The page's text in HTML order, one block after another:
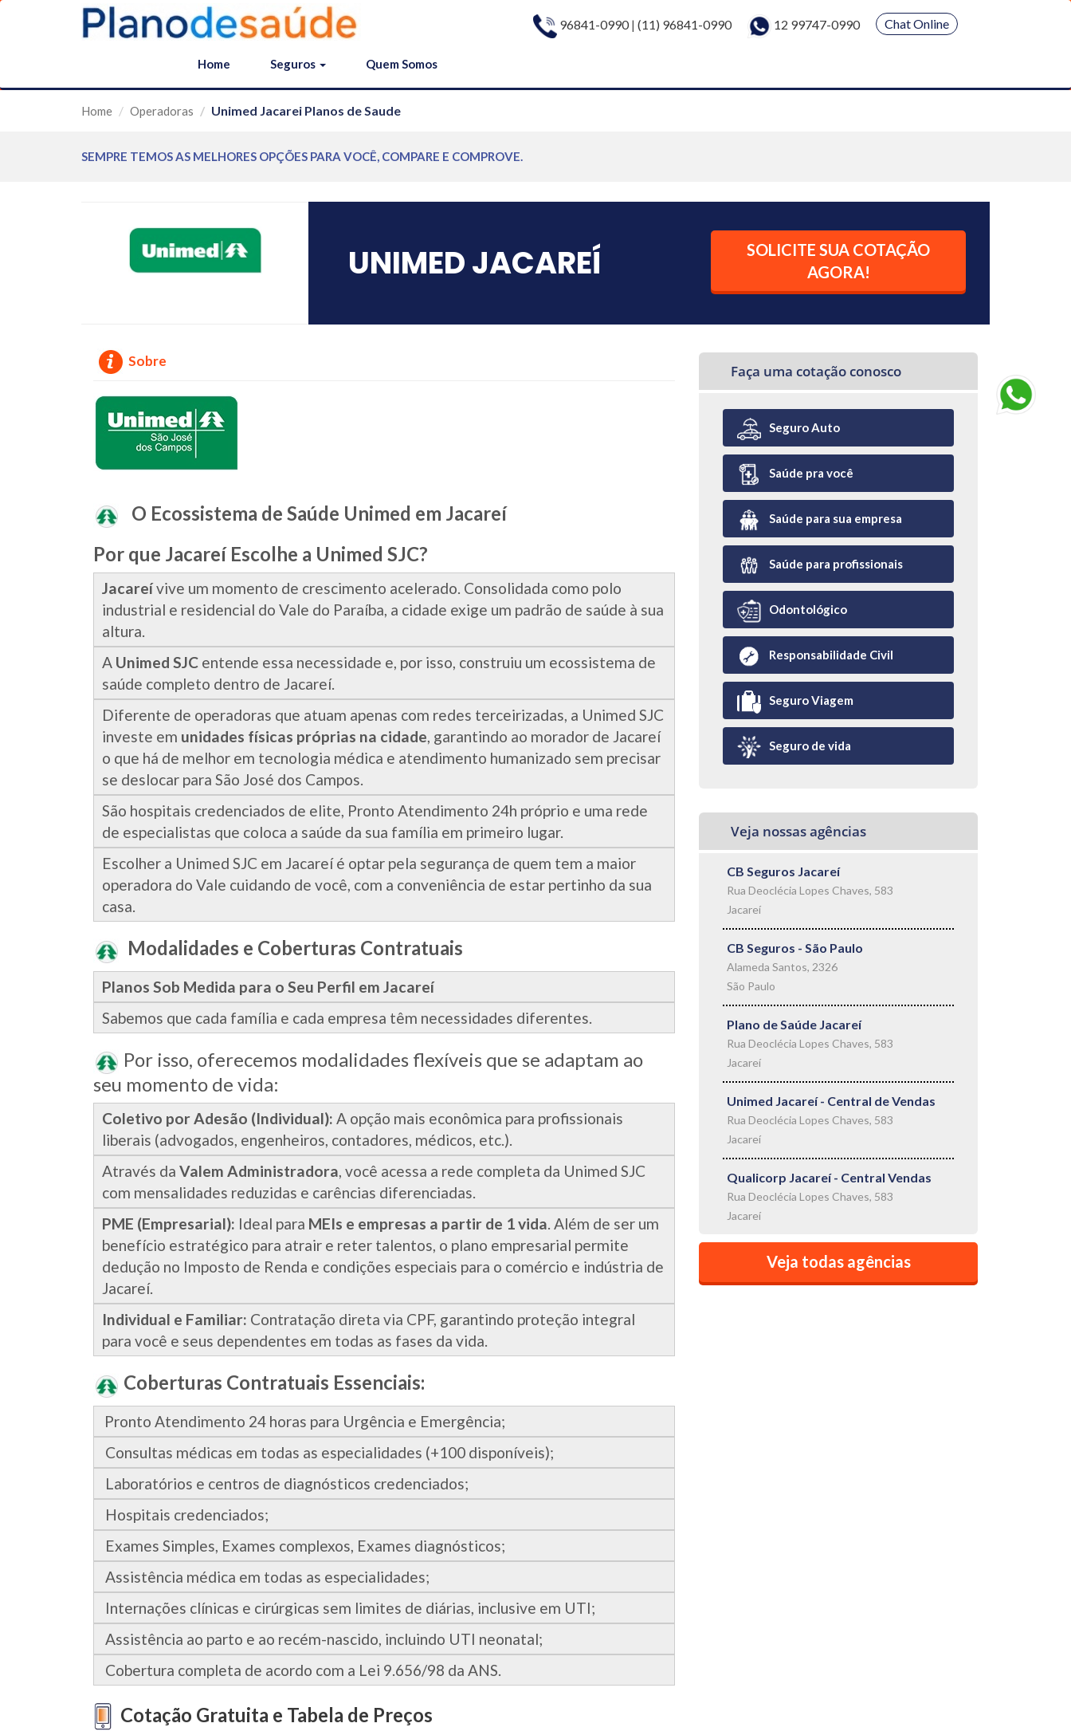
96841-0990| (11) 96841-0990 12 99747-0990 Chat Online
Home Seguros Quem Somos
Home Operadoras Unimed Jacarei Planos de Saude
SEMPRE TEMOS AS MELHORES OPÇÕES PARA VOCÊ, COMPARE E COMPROVE.
UNIMED JACAREÍ
SOLICITE SUA COTAÇÃO
AGORA!
Sobre
O Ecossistema de Saúde Unimed em Jacareí
Por que Jacareí Escolhe a Unimed SJC?
Jacareívive um momento de crescimento acelerado. Consolidada como polo
industrial e residencial do Vale do Paraíba, a cidade exige um padrão de saúde à sua
altura.
A Unimed SJC entende essa necessidade e, por isso, construiu um ecossistema de
saúde completo dentro de Jacareí.
Diferente de operadoras que atuam apenas com redes terceirizadas, a Unimed SJC
investe em unidades físicas próprias na cidade, garantindo ao morador de Jacareí
o que há de melhor em tecnologia médica e atendimento humanizado sem precisar
se deslocar para São José dos Campos.
São hospitais credenciados de elite, Pronto Atendimento 24h próprio e uma rede
de especialistas que coloca a saúde da sua família em primeiro lugar.
Escolher a Unimed SJC em Jacareí é optar pela segurança de quem tem a maior
operadora do Vale cuidando de você, com a conveniência de estar pertinho da sua
casa.
Modalidades e Coberturas Contratuais
Planos Sob Medida para o Seu Perfil em Jacareí
Sabemos que cada família e cada empresa têm necessidades diferentes.
Por isso, oferecemos modalidades flexíveis que se adaptam ao
seu momento de vida:
Coletivo por Adesão (Individual): A opção mais econômica para profissionais
liberais (advogados, engenheiros, contadores, médicos, etc.).
Através da Valem Administradora, você acessa a rede completa da Unimed SJC
com mensalidades reduzidas e carências diferenciadas.
PME (Empresarial): Ideal para MEIs e empresas a partir de 1 vida. Além de ser um
benefício estratégico para atrair e reter talentos, o plano empresarial permite
dedução no Imposto de Renda e condições especiais para o comércio e indústria de
Jacareí.
Individual e Familiar: Contratação direta via CPF, garantindo proteção integral
para você e seus dependentes em todas as fases da vida.
Coberturas Contratuais Essenciais:
Pronto Atendimento 24 horas para Urgência e Emergência;
Consultas médicas em todas as especialidades (+100 disponíveis);
Laboratórios e centros de diagnósticos credenciados;
Hospitais credenciados;
Exames Simples, Exames complexos, Exames diagnósticos;
Assistência médica em todas as especialidades;
Internações clínicas e cirúrgicas sem limites de diárias, inclusive em UTI;
Assistência ao parto e ao recém-nascido, incluindo UTI neonatal;
Cobertura completa de acordo com a Lei 9.656/98 da ANS.
Cotação Gratuita e Tabela de Preços
Faça uma cotação conosco
Seguro Auto
Saúde pra você
Saúde para sua empresa
Saúde para profissionais
Odontológico
Responsabilidade Civil
Seguro Viagem
Seguro de vida
Veja nossas agências
CB Seguros Jacareí
Rua Deoclécia Lopes Chaves, 583
Jacareí
CB Seguros - São Paulo
Alameda Santos, 2326
São Paulo
Plano de Saúde Jacareí
Rua Deoclécia Lopes Chaves, 583
Jacareí
Unimed Jacareí - Central de Vendas
Rua Deoclécia Lopes Chaves, 583
Jacareí
Qualicorp Jacareí - Central Vendas
Rua Deoclécia Lopes Chaves, 583
Jacareí
Veja todas agências